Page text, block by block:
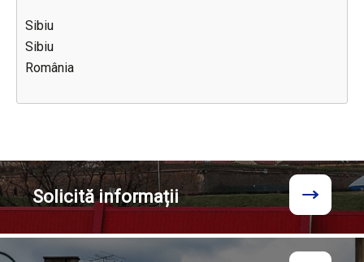
Sibiu
Sibiu
România
Solicităinformații